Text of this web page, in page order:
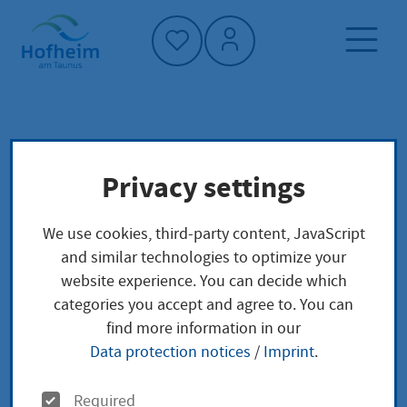
Home"
Erbvertrag
Leistungsbeschreibung
Fälle, in denen es besser ist, einen Erbvertrag zu
Privacy settings
We use cookies, third-party content, JavaScript
and similar technologies to optimize your
website experience. You can decide which
categories you accept and agree to. You can
find more information in our
Data protection notices / Imprint.
O
Required